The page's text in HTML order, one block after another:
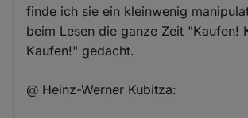
finde ich sie ein kleinwenig
beim Lesen die ganze Zeit "Kaufen!
Kaufen!" gedacht.
@ Heinz-Werner Kubitza: